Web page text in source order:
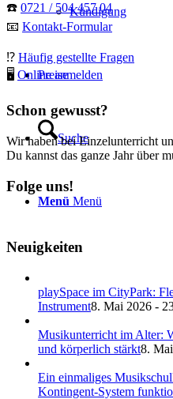
Kündigung
Preise
Suche
Menü Menü
☎️ 0721 / 504 457 04
📧 Kontakt-Formular
⁉️ Häufig gestellte Fragen
🖥 Online anmelden
Schon gewusst?
Wir haben bei Einzelunterricht
Du kannst das ganze Jahr über
Folge uns!
Neuigkeiten
playSpace im CityPark:
Instrument8. Mai 2026 -
Musikunterricht im Alter:
und körperlich stärkt8.
Ein einmaliges
Kontingent-System